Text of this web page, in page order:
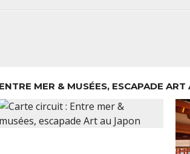
ENTRE MER & MUSÉES, ESCAPADE ART